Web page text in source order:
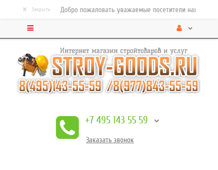
Добро пожаловать уважаемые посетители нашего
× Закрыть
+7 495 143 55 59
Заказать звонок